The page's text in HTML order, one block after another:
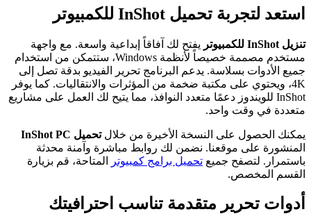
استعد لتجربة تحميل InShot للكمبيوتر
تنزيل InShot للكمبيوتر
يفتح لك آفاقاً إبداعية واسعة. مع واجهة
مستخدم مصممة خصيصاً لأنظمة Windows، ستتمكن من استخدام
جميع الأدوات بسلاسة. يدعم البرنامج تحرير الفيديو بدقة تصل إلى
4K، ويحتوي على مكتبة ضخمة من المؤثرات والانتقاليات. كما يوفر
InShot للويندوز دعمًا متعدد النوافذ، مما يتيح لك العمل على مشاريع
متعددة في وقت واحد.
يمكنك الحصول على النسخة الأخيرة من خلالتحميل InShot PC
المنشورة على موقعنا. نضمن لك روابط مباشرة وآمنة محدثة
باستمرار. لتصفح جميع تحميل برامج كمبيوتر
المتاحة، قم بزيارة
القسم المخصص.
أدوات تحرير متقدمة تناسب احترافيتك